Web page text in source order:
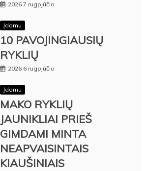
2026 7 rugpjūčio
Įdomu
10 PAVOJINGIAUSIŲ
RYKLIŲ
2026 6 rugpjūčio
Įdomu
MAKO RYKLIŲ
JAUNIKLIAI PRIEŠ
GIMDAMI MINTA
NEAPVAISINTAIS
KIAUŠINIAIS